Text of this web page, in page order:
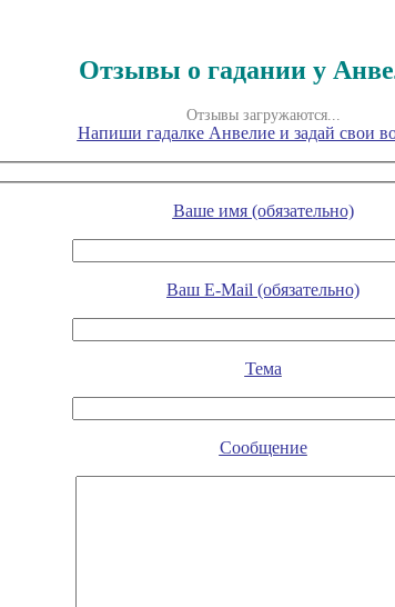
Отзывы о гадании у
Отзывы загружаются...
Напиши гадалке Анвелие и задай свои
Ваше имя (обязательно)
Ваш E-Mail (обязательно)
Тема
Сообщение